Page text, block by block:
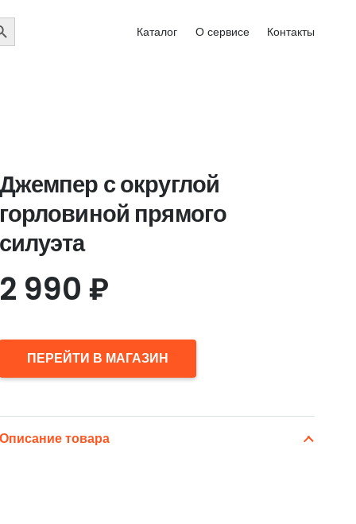
Каталог О сервисе Контакты
с округлой
прямого
990 ₽
ПЕРЕЙТИ В МАГАЗИН
товара